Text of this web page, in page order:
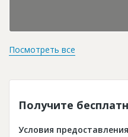
Посмотреть все
Получите
Условия